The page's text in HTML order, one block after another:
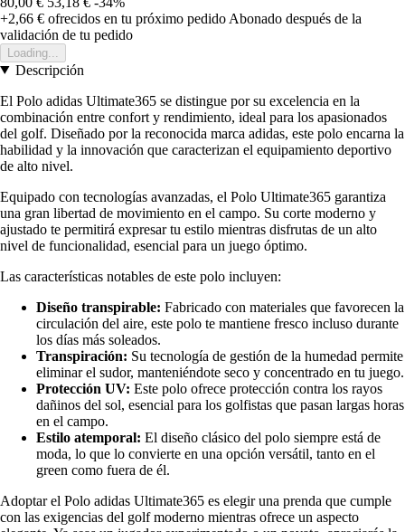
+2,66 € ofrecidos en tu próximo pedido Abonado después de la
validación de tu pedido
Loading...
Descripción
El Polo adidas Ultimate365 se distingue por su excelencia en la
combinación entre confort y rendimiento, ideal para los apasionados
del golf. Diseñado por la reconocida marca adidas, este polo encarna la
habilidad y la innovación que caracterizan el equipamiento deportivo
de alto nivel.
Equipado con tecnologías avanzadas, el Polo Ultimate365 garantiza
una gran libertad de movimiento en el campo. Su corte moderno y
ajustado te permitirá expresar tu estilo mientras disfrutas de un alto
nivel de funcionalidad, esencial para un juego óptimo.
Las características notables de este polo incluyen:
Diseño transpirable: Fabricado con materiales que favorecen la
circulación del aire, este polo te mantiene fresco incluso durante
los días más soleados.
Transpiración: Su tecnología de gestión de la humedad permite
eliminar el sudor, manteniéndote seco y concentrado en tu juego.
Protección UV: Este polo ofrece protección contra los rayos
dañinos del sol, esencial para los golfistas que pasan largas horas
en el campo.
Estilo atemporal: El diseño clásico del polo siempre está de
moda, lo que lo convierte en una opción versátil, tanto en el
green como fuera de él.
Adoptar el Polo adidas Ultimate365 es elegir una prenda que cumple
con las exigencias del golf moderno mientras ofrece un aspecto